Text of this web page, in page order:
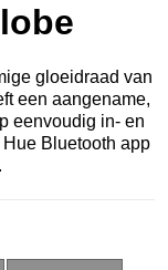
gloeidraad van
een aangename,
eenvoudig in- en
Bluetooth app